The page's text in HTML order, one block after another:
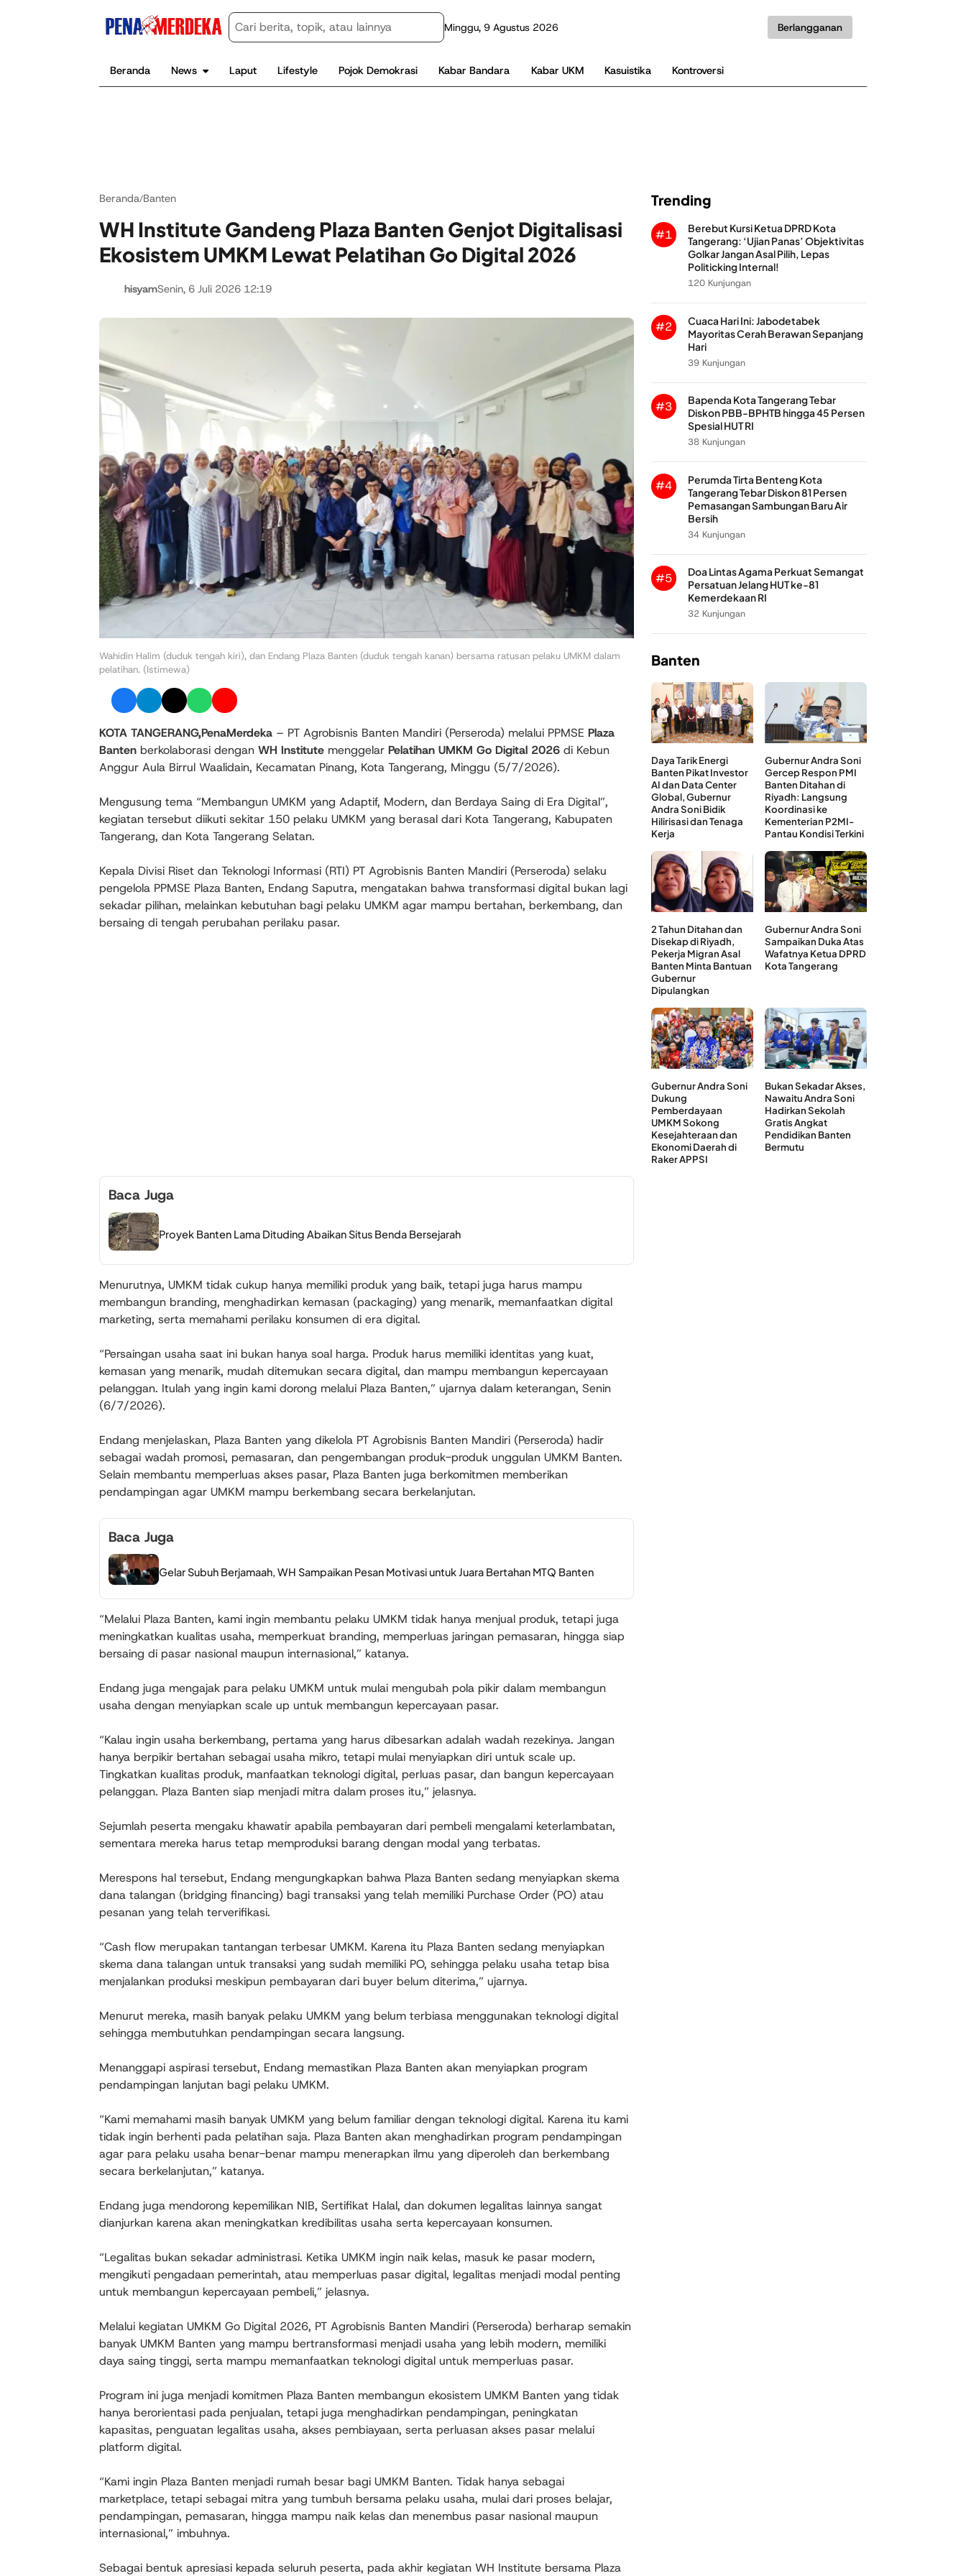
Minggu, 9 Agustus 2026 Berlangganan
Beranda News Laput Lifestyle Pojok Demokrasi Kabar Bandara Kabar UKM Kasuistika Kontroversi
Beranda/Banten
WH Institute Gandeng Plaza Banten Genjot Digitalisasi
Ekosistem UMKM Lewat Pelatihan Go Digital 2026
hisyamSenin, 6 Juli 2026 12:19
Wahidin Halim (duduk tengah kiri), dan Endang Plaza Banten (duduk tengah kanan) bersama ratusan pelaku UMKM dalam
pelatihan. (Istimewa)
KOTA TANGERANG,PenaMerdeka – PT Agrobisnis Banten Mandiri (Perseroda) melalui PPMSE Plaza
Banten berkolaborasi dengan WH Institute menggelar Pelatihan UMKM Go Digital 2026 di Kebun
Anggur Aula Birrul Waalidain, Kecamatan Pinang, Kota Tangerang, Minggu (5/7/2026).
Mengusung tema “Membangun UMKM yang Adaptif, Modern, dan Berdaya Saing di Era Digital”,
kegiatan tersebut diikuti sekitar 150 pelaku UMKM yang berasal dari Kota Tangerang, Kabupaten
Tangerang, dan Kota Tangerang Selatan.
Kepala Divisi Riset dan Teknologi Informasi (RTI) PT Agrobisnis Banten Mandiri (Perseroda) selaku
pengelola PPMSE Plaza Banten, Endang Saputra, mengatakan bahwa transformasi digital bukan lagi
sekadar pilihan, melainkan kebutuhan bagi pelaku UMKM agar mampu bertahan, berkembang, dan
bersaing di tengah perubahan perilaku pasar.
Baca Juga
Proyek Banten Lama Dituding Abaikan Situs Benda Bersejarah
Menurutnya, UMKM tidak cukup hanya memiliki produk yang baik, tetapi juga harus mampu
membangun branding, menghadirkan kemasan (packaging) yang menarik, memanfaatkan digital
marketing, serta memahami perilaku konsumen di era digital.
“Persaingan usaha saat ini bukan hanya soal harga. Produk harus memiliki identitas yang kuat,
kemasan yang menarik, mudah ditemukan secara digital, dan mampu membangun kepercayaan
pelanggan. Itulah yang ingin kami dorong melalui Plaza Banten,” ujarnya dalam keterangan, Senin
(6/7/2026).
Endang menjelaskan, Plaza Banten yang dikelola PT Agrobisnis Banten Mandiri (Perseroda) hadir
sebagai wadah promosi, pemasaran, dan pengembangan produk-produk unggulan UMKM Banten.
Selain membantu memperluas akses pasar, Plaza Banten juga berkomitmen memberikan
pendampingan agar UMKM mampu berkembang secara berkelanjutan.
Baca Juga
Gelar Subuh Berjamaah, WH Sampaikan Pesan Motivasi untuk Juara Bertahan MTQ Banten
“Melalui Plaza Banten, kami ingin membantu pelaku UMKM tidak hanya menjual produk, tetapi juga
meningkatkan kualitas usaha, memperkuat branding, memperluas jaringan pemasaran, hingga siap
bersaing di pasar nasional maupun internasional,” katanya.
Endang juga mengajak para pelaku UMKM untuk mulai mengubah pola pikir dalam membangun
usaha dengan menyiapkan scale up untuk membangun kepercayaan pasar.
“Kalau ingin usaha berkembang, pertama yang harus dibesarkan adalah wadah rezekinya. Jangan
hanya berpikir bertahan sebagai usaha mikro, tetapi mulai menyiapkan diri untuk scale up.
Tingkatkan kualitas produk, manfaatkan teknologi digital, perluas pasar, dan bangun kepercayaan
pelanggan. Plaza Banten siap menjadi mitra dalam proses itu,” jelasnya.
Sejumlah peserta mengaku khawatir apabila pembayaran dari pembeli mengalami keterlambatan,
sementara mereka harus tetap memproduksi barang dengan modal yang terbatas.
Merespons hal tersebut, Endang mengungkapkan bahwa Plaza Banten sedang menyiapkan skema
dana talangan (bridging financing) bagi transaksi yang telah memiliki Purchase Order (PO) atau
pesanan yang telah terverifikasi.
“Cash flow merupakan tantangan terbesar UMKM. Karena itu Plaza Banten sedang menyiapkan
skema dana talangan untuk transaksi yang sudah memiliki PO, sehingga pelaku usaha tetap bisa
menjalankan produksi meskipun pembayaran dari buyer belum diterima,” ujarnya.
Menurut mereka, masih banyak pelaku UMKM yang belum terbiasa menggunakan teknologi digital
sehingga membutuhkan pendampingan secara langsung.
Menanggapi aspirasi tersebut, Endang memastikan Plaza Banten akan menyiapkan program
pendampingan lanjutan bagi pelaku UMKM.
“Kami memahami masih banyak UMKM yang belum familiar dengan teknologi digital. Karena itu kami
tidak ingin berhenti pada pelatihan saja. Plaza Banten akan menghadirkan program pendampingan
agar para pelaku usaha benar-benar mampu menerapkan ilmu yang diperoleh dan berkembang
secara berkelanjutan,” katanya.
Endang juga mendorong kepemilikan NIB, Sertifikat Halal, dan dokumen legalitas lainnya sangat
dianjurkan karena akan meningkatkan kredibilitas usaha serta kepercayaan konsumen.
“Legalitas bukan sekadar administrasi. Ketika UMKM ingin naik kelas, masuk ke pasar modern,
mengikuti pengadaan pemerintah, atau memperluas pasar digital, legalitas menjadi modal penting
untuk membangun kepercayaan pembeli,” jelasnya.
Melalui kegiatan UMKM Go Digital 2026, PT Agrobisnis Banten Mandiri (Perseroda) berharap semakin
banyak UMKM Banten yang mampu bertransformasi menjadi usaha yang lebih modern, memiliki
daya saing tinggi, serta mampu memanfaatkan teknologi digital untuk memperluas pasar.
Program ini juga menjadi komitmen Plaza Banten membangun ekosistem UMKM Banten yang tidak
hanya berorientasi pada penjualan, tetapi juga menghadirkan pendampingan, peningkatan
kapasitas, penguatan legalitas usaha, akses pembiayaan, serta perluasan akses pasar melalui
platform digital.
“Kami ingin Plaza Banten menjadi rumah besar bagi UMKM Banten. Tidak hanya sebagai
marketplace, tetapi sebagai mitra yang tumbuh bersama pelaku usaha, mulai dari proses belajar,
pendampingan, pemasaran, hingga mampu naik kelas dan menembus pasar nasional maupun
internasional,” imbuhnya.
Sebagai bentuk apresiasi kepada seluruh peserta, pada akhir kegiatan WH Institute bersama Plaza
Trending
#1
Berebut Kursi Ketua DPRD Kota
Tangerang: ‘Ujian Panas’ Objektivitas
Golkar Jangan Asal Pilih, Lepas
Politicking Internal!
120 Kunjungan
#2
Cuaca Hari Ini: Jabodetabek
Mayoritas Cerah Berawan Sepanjang
Hari
39 Kunjungan
#3
Bapenda Kota Tangerang Tebar
Diskon PBB-BPHTB hingga 45 Persen
Spesial HUT RI
38 Kunjungan
#4
Perumda Tirta Benteng Kota
Tangerang Tebar Diskon 81 Persen
Pemasangan Sambungan Baru Air
Bersih
34 Kunjungan
#5
Doa Lintas Agama Perkuat Semangat
Persatuan Jelang HUT ke-81
Kemerdekaan RI
32 Kunjungan
Banten
Daya Tarik Energi
Banten Pikat Investor
AI dan Data Center
Global, Gubernur
Andra Soni Bidik
Hilirisasi dan Tenaga
Kerja
Gubernur Andra Soni
Gercep Respon PMI
Banten Ditahan di
Riyadh: Langsung
Koordinasi ke
Kementerian P2MI-
Pantau Kondisi Terkini
2 Tahun Ditahan dan
Disekap di Riyadh,
Pekerja Migran Asal
Banten Minta Bantuan
Gubernur
Dipulangkan
Gubernur Andra Soni
Sampaikan Duka Atas
Wafatnya Ketua DPRD
Kota Tangerang
Gubernur Andra Soni
Dukung
Pemberdayaan
UMKM Sokong
Kesejahteraan dan
Ekonomi Daerah di
Raker APPSI
Bukan Sekadar Akses,
Nawaitu Andra Soni
Hadirkan Sekolah
Gratis Angkat
Pendidikan Banten
Bermutu